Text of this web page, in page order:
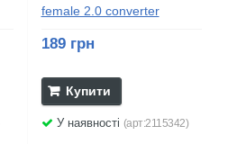
female 2.0 converter
189 грн
Купити
У наявності (арт:2115342)